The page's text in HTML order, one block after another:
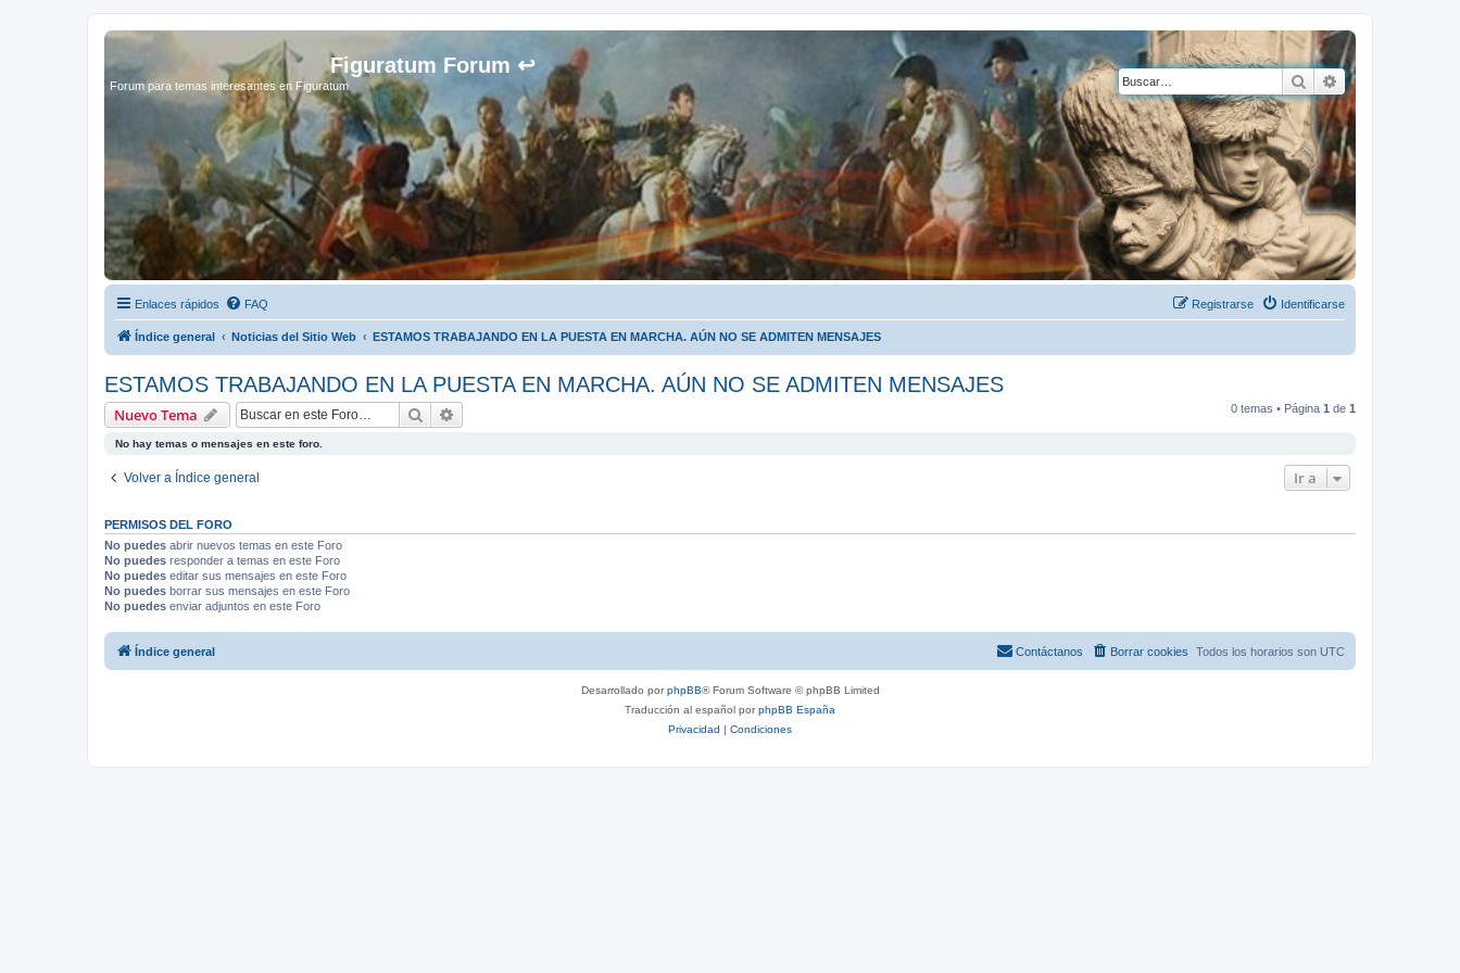
Figuratum Forum ↩
Forum para temas interesantes en Figuratum BuscarBúsqueda
Enlaces rápidos FAQ Identificarse
Registrarse
Índice general Noticias del Sitio Web ESTAMOS TRABAJANDO EN LA PUESTA EN MARCHA. AÚN NO SE ADMITEN MENSAJES
ESTAMOS TRABAJANDO EN LA PUESTA EN MARCHA. AÚN NO SE ADMITEN MENSAJES
Nuevo Tema Buscar 0 temas • Página 1 de 1
No hay temas o mensajes en este foro.
Volver a Índice general Ir a
PERMISOS DEL FORO
No puedes abrir nuevos temas en este Foro
No puedes responder a temas en este Foro
No puedes editar sus mensajes en este Foro
No puedes borrar sus mensajes en este Foro
No puedes enviar adjuntos en este Foro
Índice general Todos los horarios son UTC
Borrar cookies
Contáctanos
Desarrollado porphpBB® Forum Software © phpBB Limited
Traducción al español porphpBB España
Privacidad | Condiciones